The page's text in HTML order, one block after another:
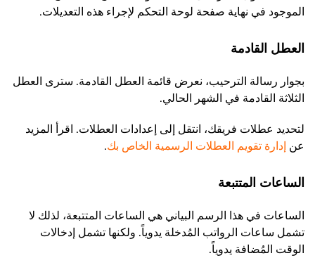
الموجود في نهاية صفحة لوحة التحكم لإجراء هذه التعديلات.
العطل القادمة
بجوار رسالة الترحيب، نعرض قائمة العطل القادمة. سترى العطل
الثلاثة القادمة في الشهر الحالي.
لتحديد عطلات فريقك، انتقل إلى إعدادات العطلات. اقرأ المزيد
عن إدارة تقويم العطلات الرسمية الخاص بك.
الساعات المتتبعة
الساعات في هذا الرسم البياني هي الساعات المتتبعة، لذلك لا
تشمل ساعات الرواتب المُدخلة يدوياً. ولكنها تشمل إدخالات
الوقت المُضافة يدوياً.